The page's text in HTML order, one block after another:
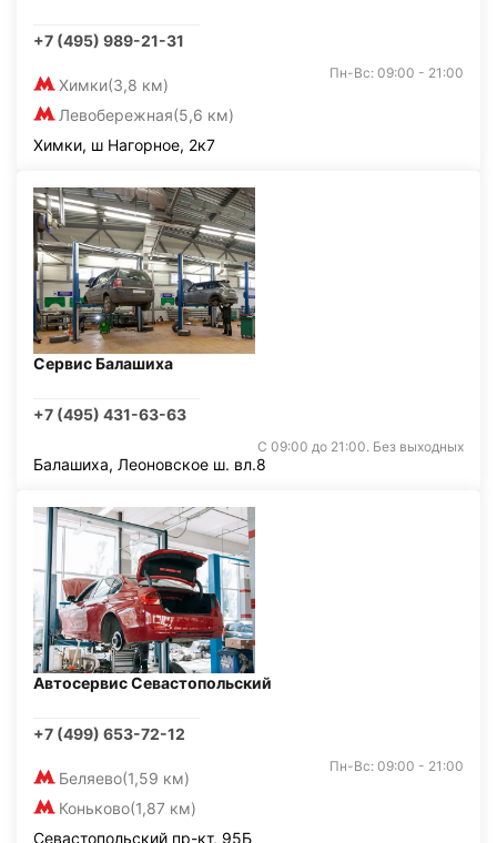
+7 (495) 989-21-31
Химки(3,8 км)
Левобережная(5,6 км)
Пн-Вс: 09:00 - 21:00
Химки, ш Нагорное, 2к7
Сервис Балашиха
+7 (495) 431-63-63
С 09:00 до 21:00. Без выходных
Балашиха, Леоновское ш. вл.8
Автосервис Севастопольский
+7 (499) 653-72-12
Беляево(1,59 км)
Коньково(1,87 км)
Пн-Вс: 09:00 - 21:00
Севастопольский пр-кт, 95Б